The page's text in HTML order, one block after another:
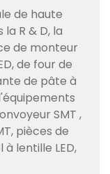
de haute
R & D, la
de monteur
de four de
de pâte à
SMT ,
pièces de
lentille LED,